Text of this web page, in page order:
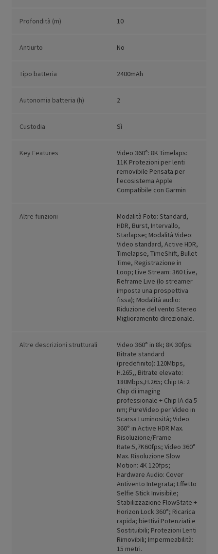
Profondità (m) 10
Antiurto No
Tipo batteria 2400mAh
Autonomia batteria (h) 2
Custodia Sì
Key Features
Video 360°: 8K Timelaps:
11K Protezioni per lenti
removibile Pensata per
l'ecosistema Apple
Compatibile con Garmin
Altre funzioni
Modalità Foto: Standard,
HDR, Burst, Intervallo,
Starlapse; Modalità Video:
Video standard, Active HDR,
Timelapse, TimeShift, Bullet
Time, Registrazione in
Loop; Live Stream: 360 Live,
Reframe Live (lo streamer
imposta una prospettiva
fissa); Modalità audio:
Riduzione del vento Stereo
Miglioramento direzionale.
Altre descrizioni strutturali
Video 360° in 8k; 8K 30fps:
Bitrate standard
(predefinito): 120Mbps,
H.265,, Bitrate elevato:
180Mbps,H.265; Chip IA: 2
Chip di imaging
professionale + Chip IA da 5
nm; PureVideo per Video in
Scarsa Luminosità; Video
360° in Active HDR Max.
Risoluzione/Frame
Rate:5,7K60fps; Video 360°
Max. Risoluzione Slow
Motion: 4K 120fps;
Hardware Audio: Cover
Antivento Integrata; Effetto
Selfie Stick Invisibile;
Stabilizzazione FlowState +
Horizon Lock 360°; Ricarica
rapida; biettivi Potenziati e
Sostituibili; Protezioni Lenti
Rimovibili; Impermeabilità:
15 metri.